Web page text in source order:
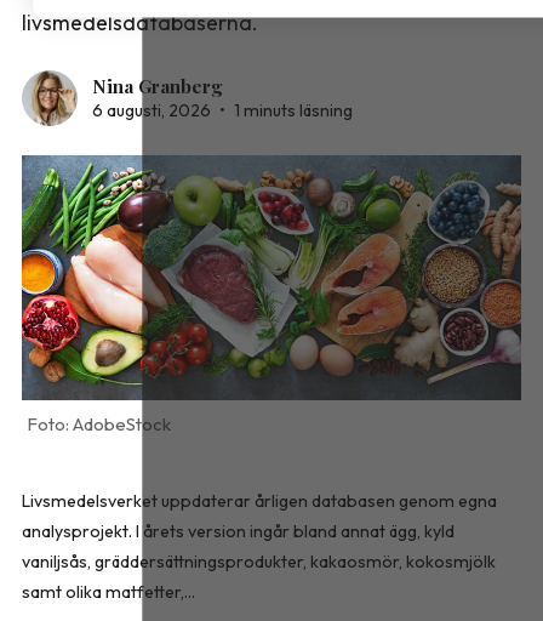
livsmedelsdatabaserna.
Nina Granberg
6 augusti, 2026 • 1 minuts läsning
AdobeStock
Livsmedelsverket uppdaterar årligen databasen genom egna
analysprojekt. I årets version ingår bland annat ägg, kyld
vaniljsås, gräddersättningsprodukter, kakaosmör, kokosmjölk
samt olika matfetter,...